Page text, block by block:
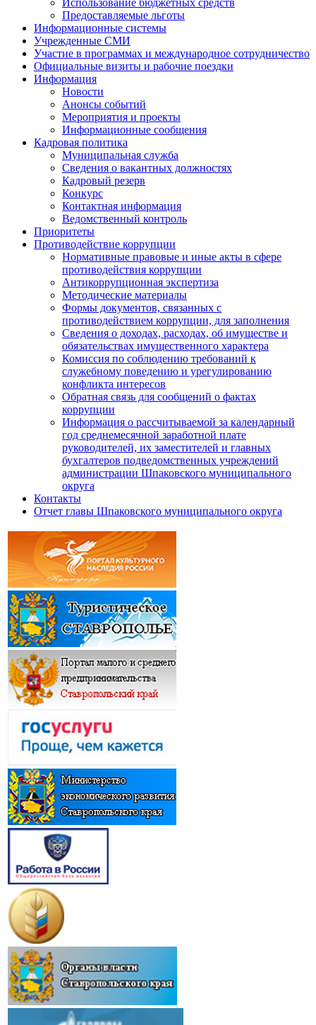
Использование бюджетных средств
Предоставляемые льготы
Информационные системы
Учрежденные СМИ
Участие в программах и международное сотрудничество
Официальные визиты и рабочие поездки
Информация
Новости
Анонсы событий
Мероприятия и проекты
Информационные сообщения
Кадровая политика
Муниципальная служба
Сведения о вакантных должностях
Кадровый резерв
Конкурс
Контактная информация
Ведомственный контроль
Приоритеты
Противодействие коррупции
Нормативные правовые и иные акты в сфере
противодействия коррупции
Антикоррупционная экспертиза
Методические материалы
Формы документов, связанных с
противодействием коррупции, для заполнения
Сведения о доходах, расходах, об имуществе и
обязательствах имущественного характера
Комиссия по соблюдению требований к
служебному поведению и урегулированию
конфликта интересов
Обратная связь для сообщений о фактах
коррупции
Информация о рассчитываемой за календарный
год среднемесячной заработной плате
руководителей, их заместителей и главных
бухгалтеров подведомственных учреждений
администрации Шпаковского муниципального
округа
Контакты
Отчет главы Шпаковского муниципального округа